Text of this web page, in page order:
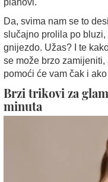
planovi.
Da, svima nam se to
slučajno prolila po
gnijezdo. Užas? I te
se može brzo
pomoći će vam čak i
Brzi trikovi za
minuta